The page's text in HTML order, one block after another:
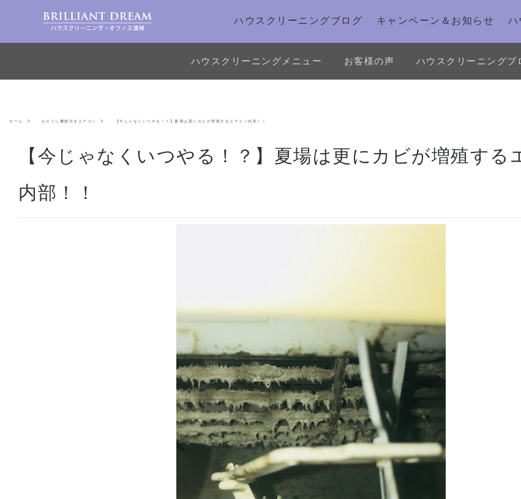
ハウスクリーニングブログ キャンペーン＆お知らせ ハ
ハウスクリーニングメニュー お客様の声 ハウスクリーニングブ
ホーム おそうじ機能付きエアコン 【今じゃなくいつやる！？】夏場は更にカビが増殖するエアコン内部！！
【今じゃなくいつやる！？】夏場は更にカビが増殖する
内部！！